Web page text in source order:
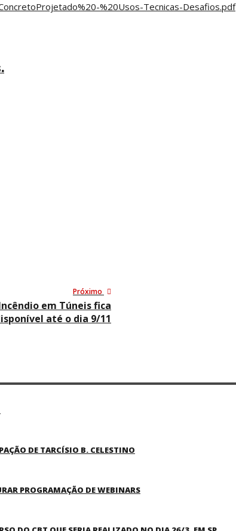
%20Usos-Tecnicas-Desafios.pdf
Próximo
em Túneis fica
até o dia 9/11
DE TARCÍSIO B. CELESTINO
PROGRAMAÇÃO DE WEBINARS